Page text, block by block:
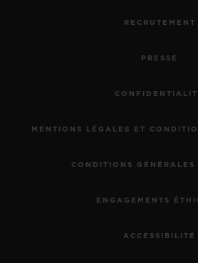
RECRUTEMENT
PRESSE
MENTIONS LÉGALES ET
CONDITIONS GÉNÉRALES
ENGAGEMENTS
ACCESSIBILITÉ